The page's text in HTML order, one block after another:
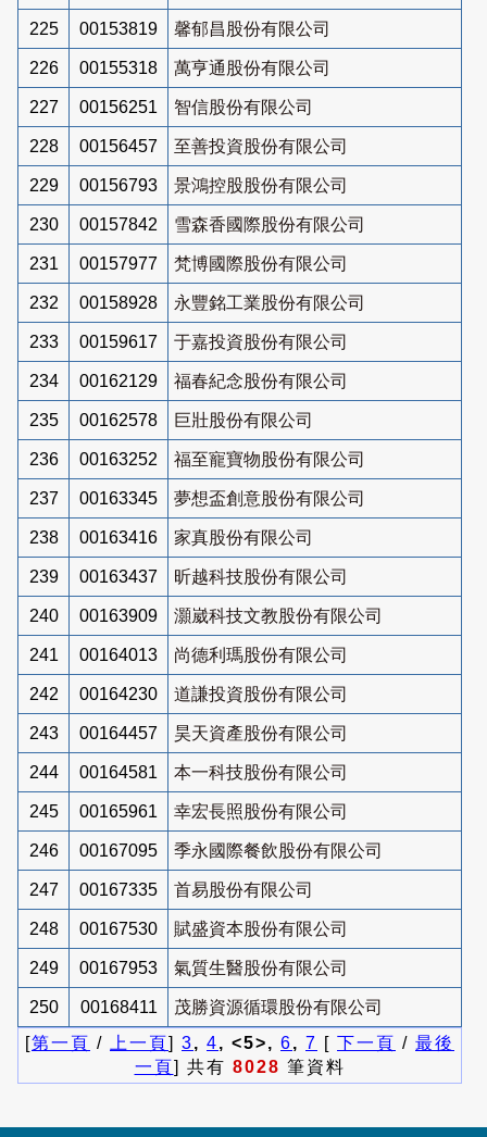
225 00153819 馨郁昌股份有限公司
226 00155318 萬亨通股份有限公司
227 00156251 智信股份有限公司
228 00156457 至善投資股份有限公司
229 00156793 景鴻控股股份有限公司
230 00157842 雪森香國際股份有限公司
231 00157977 梵博國際股份有限公司
232 00158928 永豐銘工業股份有限公司
233 00159617 于嘉投資股份有限公司
234 00162129 福春紀念股份有限公司
235 00162578 巨壯股份有限公司
236 00163252 福至寵寶物股份有限公司
237 00163345 夢想盃創意股份有限公司
238 00163416 家真股份有限公司
239 00163437 昕越科技股份有限公司
240 00163909 灝崴科技文教股份有限公司
241 00164013 尚德利瑪股份有限公司
242 00164230 道謙投資股份有限公司
243 00164457 昊天資產股份有限公司
244 00164581 本一科技股份有限公司
245 00165961 幸宏長照股份有限公司
246 00167095 季永國際餐飲股份有限公司
247 00167335 首易股份有限公司
248 00167530 賦盛資本股份有限公司
249 00167953 氣質生醫股份有限公司
250 00168411
茂勝資源循環股份有限公司
[第一頁 / 上一頁] 3, 4, <5>, 6, 7 [ 下一頁 / 最後
一頁] 共有 8028 筆資料